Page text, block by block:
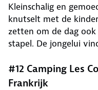
Kleinschalig en
knutselt met de
zetten om de dag
stapel. De jongelui
#12 Camping Les
Frankrijk